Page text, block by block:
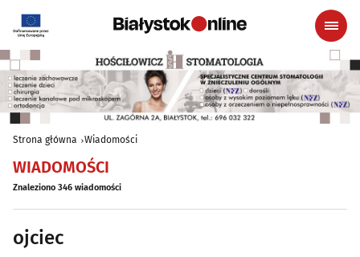
Strona główna Wiadomości
WIADOMOŚCI
Znaleziono 346 wiadomości
ojciec